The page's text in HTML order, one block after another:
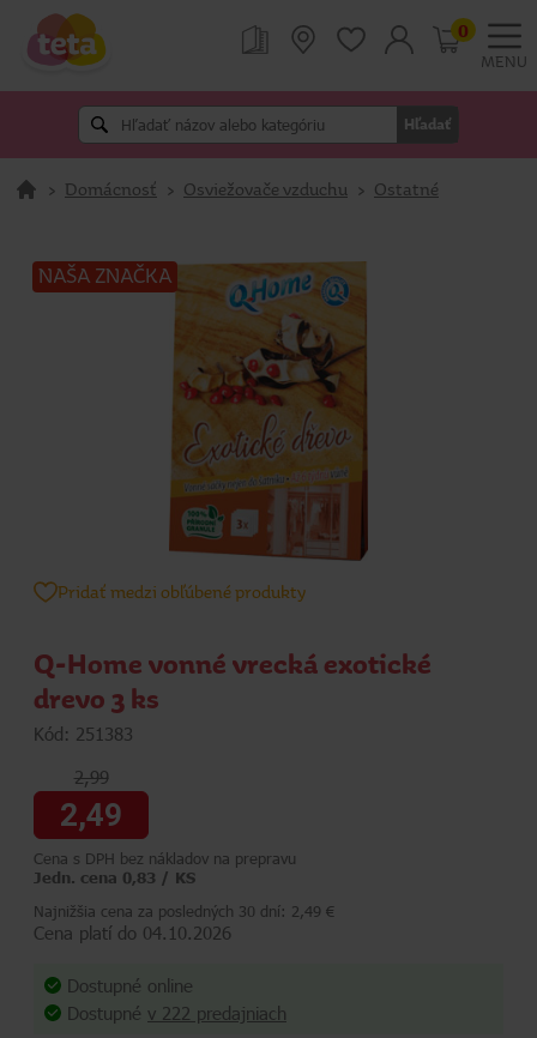
MENU
Hľadať
0
> Domácnosť > Osviežovače vzduchu > Ostatné
NAŠA ZNAČKA
Pridať medzi obľúbené produkty
Q-Home vonné vrecká exotické
drevo 3 ks
Kód: 251383
2,99
2,49
Cena s DPH bez nákladov na prepravu
Jedn. cena 0,83 / KS
Najnižšia cena za posledných 30 dní: 2,49 €
Cena platí do 04.10.2026
Dostupné online
Dostupné v 222 predajniach